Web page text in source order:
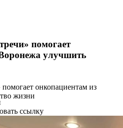
помогает
улучшить
онкопациентам из
жизни